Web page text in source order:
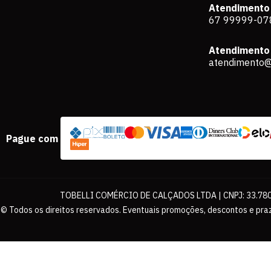
67 99999-
Atendimento
Pague com
TOBELLI COMÉRCIO DE CALÇADOS LTDA | CNPJ:
© Todos os direitos reservados. Eventuais promoções, descontos e